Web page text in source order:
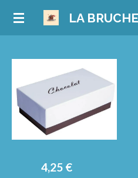
Passer
principal
LA
4,25 €